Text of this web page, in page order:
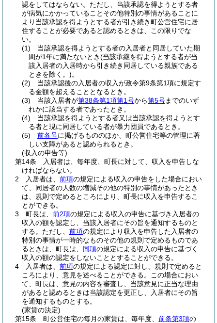
認をしてはならない。 ただし、当該承認を得ようとする者
が病気にかかっていることその他特別の事情があることに
より当該承認を得ようとする者が引き続き町公営住宅に居
住することが必要であると認めるときは、この限りでな
い。
(1)
当該承認を得ようとする者の入居者と同居していた期
間が1年に満たないとき(当該承継を得ようとする者が当
該入居者の入居時から引き続き同居している親族である
ときを除く。)。
(2)
当該承認後の入居者の収入が政令第9条第1項に規定す
る金額を超えることとなるとき。
(3)
当該入居者が第38条第1項第1号から第5号までのいず
れかに該当する者であったとき。
(4)
当該承認を得ようとする者又は当該承認を得ようとす
る者と現に同居している者が暴力団員であるとき。
(5)
前各号に掲げるもののほか、町公営住宅等の管理に著
しい支障があると認められるとき。
(収入の申告等)
第14条
入居者は、毎年度、町長に対して、収入を申告しな
ければならない。
2
入居者は、 前項の規定による収入の申告をした場合におい
て、同居者の人数の増減その他の特別の事情があったとき
は、規則で定めるところにより、町長に収入を申告するこ
とができる。
3
町長は、 前2項の規定による収入の申告に基づき入居者の
収入の額を認定し、当該入居者にその旨を通知するものと
する。 ただし、 前項の規定により収入を申告した入居者の
特別の事情が一時的なものその他の規則で定めるものであ
るときは、町長は、 同項の規定による収入の申告に基づく
収入の額の認定をしないこととすることができる。
4
入居者は、 前項の規定による認定に対し、規則で定めると
ころにより、意見を述べることができる。
この場合におい
て、町長は、意見の内容を審査し、当該意見に正当な理由
があると認めるときは当該認定を更正し、入居者にその旨
を通知するものとする。
(家賃の決定)
第15条
町公営住宅の毎月の家賃は、毎年度、 前条第3項の